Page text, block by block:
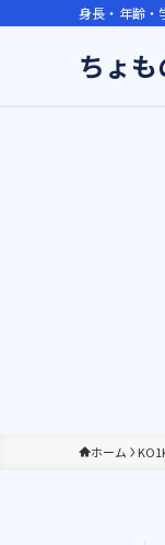
身長・年齢・
ちょ
ホーム